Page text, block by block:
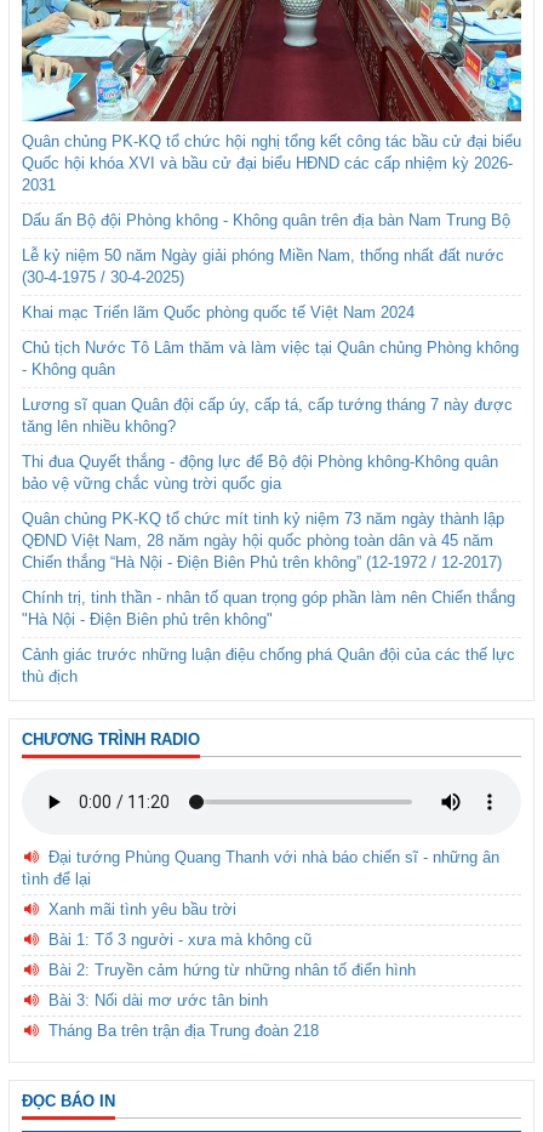
Quân chủng PK-KQ tổ chức hội nghị tổng kết công tác bầu cử đại biểu
Quốc hội khóa XVI và bầu cử đại biểu HĐND các cấp nhiệm kỳ 2026-
2031
Dấu ấn Bộ đội Phòng không - Không quân trên địa bàn Nam Trung Bộ
Lễ kỷ niệm 50 năm Ngày giải phóng Miền Nam, thống nhất đất nước
(30-4-1975 / 30-4-2025)
Khai mạc Triển lãm Quốc phòng quốc tế Việt Nam 2024
Chủ tịch Nước Tô Lâm thăm và làm việc tại Quân chủng Phòng không
- Không quân
Lương sĩ quan Quân đội cấp úy, cấp tá, cấp tướng tháng 7 này được
tăng lên nhiều không?
Thi đua Quyết thắng - động lực để Bộ đội Phòng không-Không quân
bảo vệ vững chắc vùng trời quốc gia
Quân chủng PK-KQ tổ chức mít tinh kỷ niệm 73 năm ngày thành lập
QĐND Việt Nam, 28 năm ngày hội quốc phòng toàn dân và 45 năm
Chiến thắng “Hà Nội - Điện Biên Phủ trên không” (12-1972 / 12-2017)
Chính trị, tinh thần - nhân tố quan trọng góp phần làm nên Chiến thắng
"Hà Nội - Điện Biên phủ trên không"
Cảnh giác trước những luận điệu chống phá Quân đội của các thế lực
thù địch
CHƯƠNG TRÌNH RADIO
Đại tướng Phùng Quang Thanh với nhà báo chiến sĩ - những ân
tình để lại
Xanh mãi tình yêu bầu trời
Bài 1: Tổ 3 người - xưa mà không cũ
Bài 2: Truyền cảm hứng từ những nhân tố điển hình
Bài 3: Nối dài mơ ước tân binh
Tháng Ba trên trận địa Trung đoàn 218
ĐỌC BÁO IN